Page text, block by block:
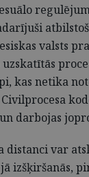
valsts
kas netika
darbojas
distanci var
izšķiršanās,